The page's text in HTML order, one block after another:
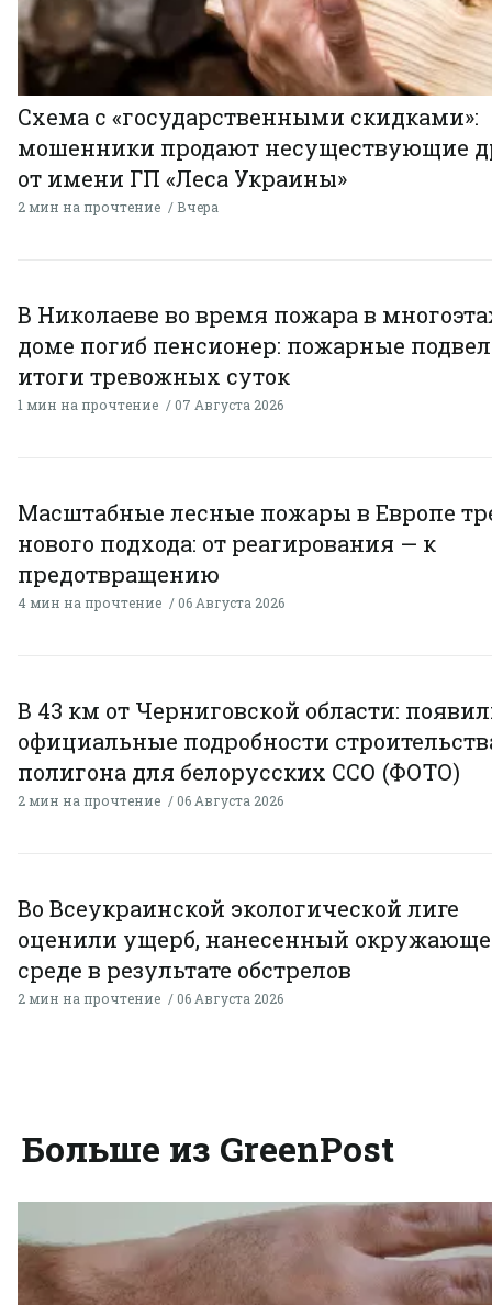
Схема с «государственными скидками»:
мошенники продают несуществующие
от имени ГП «Леса Украины»
2 мин на прочтение Вчера
В Николаеве во время пожара в
доме погиб пенсионер: пожарные
итоги тревожных суток
1 мин на прочтение 07 Августа 2026
Масштабные лесные пожары в Европе
нового подхода: от реагирования — к
предотвращению
4 мин на прочтение 06 Августа 2026
В 43 км от Черниговской области:
официальные подробности
полигона для белорусских ССО (ФОТО)
2 мин на прочтение 06 Августа 2026
Во Всеукраинской экологической лиге
оценили ущерб, нанесенный
среде в результате обстрелов
2 мин на прочтение 06 Августа 2026
Больше из GreenPost